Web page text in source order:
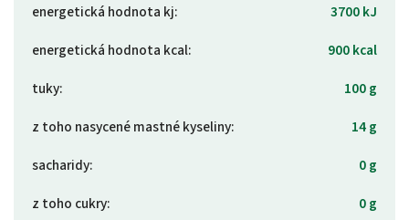
energetická hodnota kj:
3700 kJ
energetická hodnota kcal:
900 kcal
tuky:
100 g
z toho nasycené mastné kyseliny:
14 g
sacharidy:
0 g
z toho cukry:
0 g